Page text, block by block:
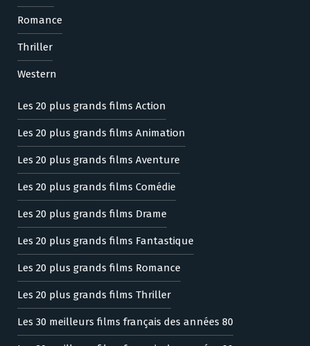
Romance
Thriller
Western
Les 20 plus grands films Action
Les 20 plus grands films Animation
Les 20 plus grands films Aventure
Les 20 plus grands films Comédie
Les 20 plus grands films Drame
Les 20 plus grands films Fantastique
Les 20 plus grands films Romance
Les 20 plus grands films Thriller
Les 30 meilleurs films français des années 80